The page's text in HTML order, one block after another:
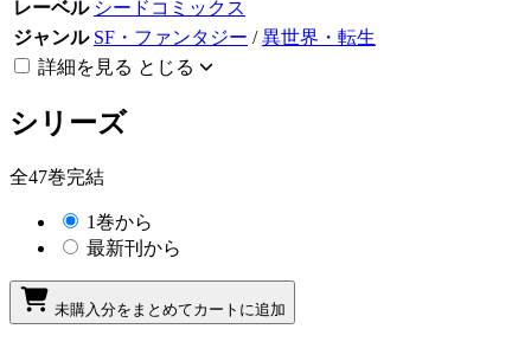
レーベル シードコミックス
ジャンル SF・ファンタジー /異世界・転生
詳細を見る とじる
シリーズ
全47巻完結
1巻から
最新刊から
未購入分をまとめてカートに追加